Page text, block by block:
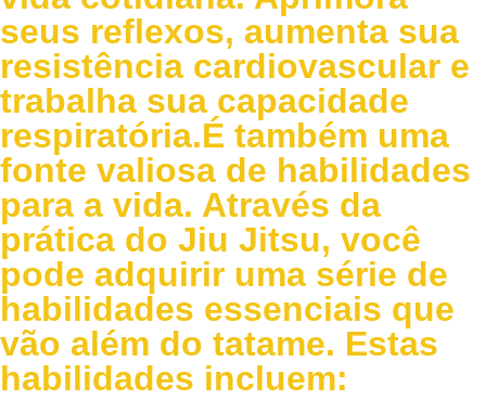
seus reflexos, aumenta sua
resistência cardiovascular e
trabalha sua capacidade
respiratória.É também uma
fonte valiosa de habilidades
para a vida. Através da
prática do Jiu Jitsu, você
pode adquirir uma série de
habilidades essenciais que
vão além do tatame. Estas
habilidades incluem: